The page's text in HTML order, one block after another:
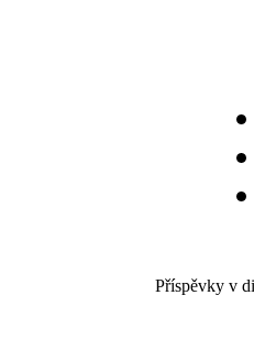
Příspěvky v